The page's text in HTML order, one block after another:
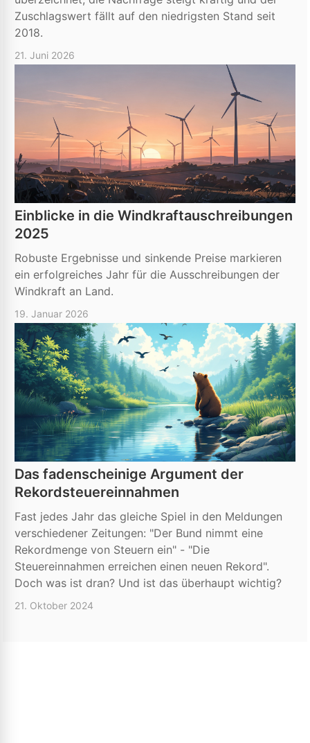
Zuschlagswert fällt auf den niedrigsten Stand seit
2018.
21. Juni 2026
Einblicke in die Windkraftauschreibungen
2025
Robuste Ergebnisse und sinkende Preise markieren
ein erfolgreiches Jahr für die Ausschreibungen der
Windkraft an Land.
19. Januar 2026
Das fadenscheinige Argument der
Rekordsteuereinnahmen
Fast jedes Jahr das gleiche Spiel in den Meldungen
verschiedener Zeitungen: "Der Bund nimmt eine
Rekordmenge von Steuern ein" - "Die
Steuereinnahmen erreichen einen neuen Rekord".
Doch was ist dran? Und ist das überhaupt wichtig?
21. Oktober 2024